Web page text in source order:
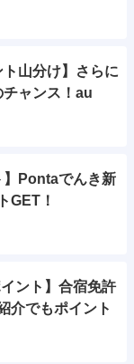
山分け】さらに
ャンス！au
】Pontaでんき新
GET！
ント】合宿免許
介でもポイント